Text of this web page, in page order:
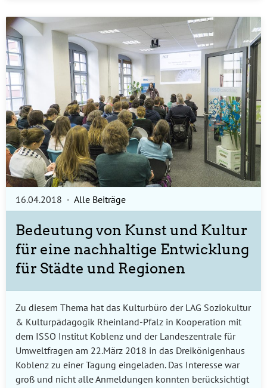
16.04.2018 · Alle Beiträge
Bedeutung von Kunst und Kultur
für eine nachhaltige Entwicklung
für Städte und Regionen
Zu diesem Thema hat das Kulturbüro der LAG Soziokultur
& Kulturpädagogik Rheinland-Pfalz in Kooperation mit
dem ISSO Institut Koblenz und der Landeszentrale für
Umweltfragen am 22.März 2018 in das Dreikönigenhaus
Koblenz zu einer Tagung eingeladen. Das Interesse war
groß und nicht alle Anmeldungen konnten berücksichtigt